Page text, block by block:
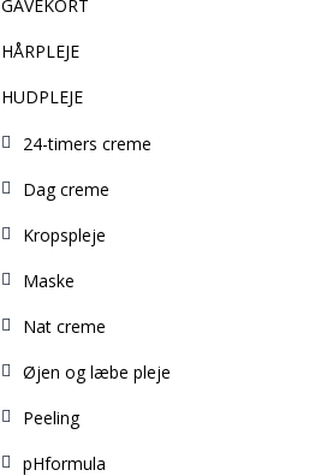
GAVEKORT
HÅRPLEJE
HUDPLEJE
24-timers creme
Dag creme
Kropspleje
Maske
Nat creme
Øjen og læbe pleje
Peeling
pHformula